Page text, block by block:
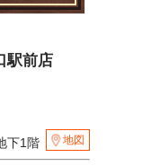
駅前店
下1階
地図